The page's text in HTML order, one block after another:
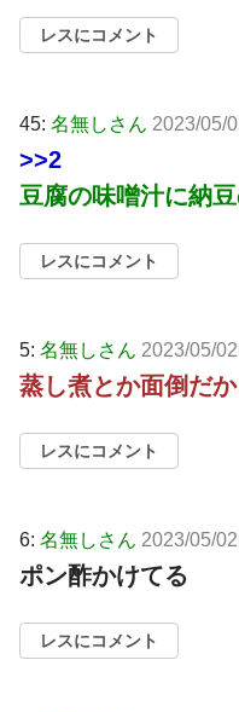
レスにコメント
45: 名無しさん 2023/05/
>>2
豆腐の味噌汁に納
レスにコメント
5: 名無しさん 2023/05/
蒸し煮とか面倒だ
レスにコメント
6: 名無しさん 2023/05/
ポン酢かけてる
レスにコメント